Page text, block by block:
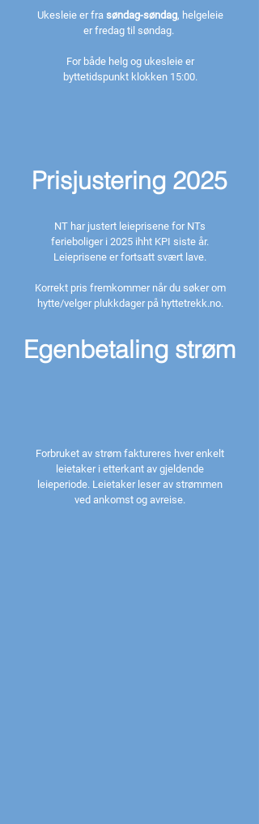
Ukesleie er fra søndag-søndag, helgeleie
er fredag til søndag.
For både helg og ukesleie er
byttetidspunkt klokken 15:00.
Prisjustering 2025
NT har justert leieprisene for NTs
ferieboliger i 2025 ihht KPI siste år.
Leieprisene er fortsatt svært lave.
Korrekt pris fremkommer når du søker om
hytte/velger plukkdager på hyttetrekk.no.
Egenbetaling strøm
Forbruket av strøm faktureres hver enkelt
leietaker i etterkant av gjeldende
leieperiode. Leietaker leser av strømmen
ved ankomst og avreise.